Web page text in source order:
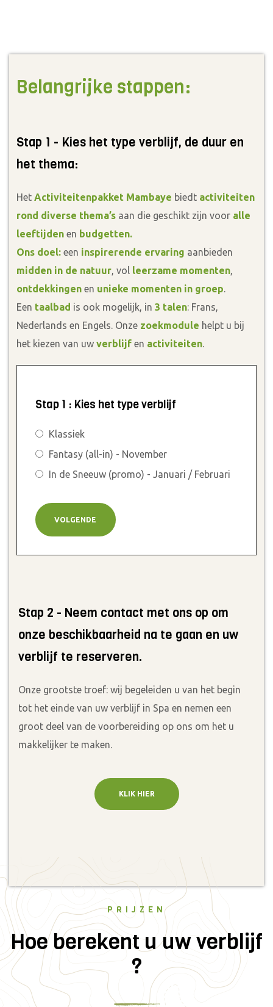
Belangrijke stappen:
Stap 1 - Kies het type verblijf, de duur en
het thema:
Het Activiteitenpakket Mambaye biedt activiteiten
rond diverse thema’s aan die geschikt zijn voor alle
leeftijden en budgetten.
Ons doel: een inspirerende ervaring aanbieden
midden in de natuur, vol leerzame momenten,
ontdekkingen en unieke momenten in groep.
Een taalbad is ook mogelijk, in 3 talen: Frans,
Nederlands en Engels. Onze zoekmodule helpt u bij
het kiezen van uw verblijf en activiteiten.
Stap 1 : Kies het type verblijf
Klassiek
Fantasy (all-in) - November
In de Sneeuw (promo) - Januari / Februari
VOLGENDE
Stap 2 - Neem contact met ons op om
onze beschikbaarheid na te gaan en uw
verblijf te reserveren.
Onze grootste troef: wij begeleiden u van het begin
tot het einde van uw verblijf in Spa en nemen een
groot deel van de voorbereiding op ons om het u
makkelijker te maken.
KLIK HIER
PRIJZEN
Hoe berekent u uw verblijf
?